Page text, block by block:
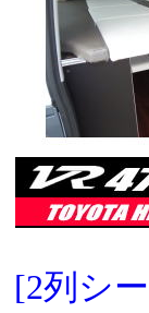
[2列シ